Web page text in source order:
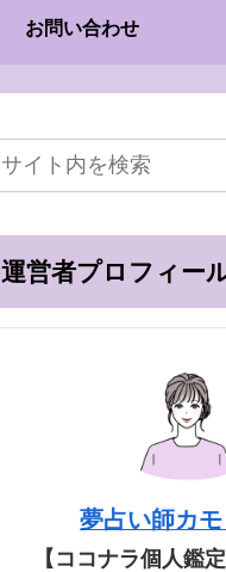
お問い合わせ
運営者プロフィー
夢占い師カ
【ココナラ個人鑑定